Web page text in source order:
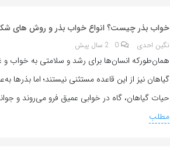
خواب بذر چیست؟ انواع خواب بذر و روش های
نگین احدی 0 2 سال پیش
همان‌طورکه انسان‌ها برای رشد و سلامتی به خواب و
گیاهان نیز از این قاعده مستثنی نیستند؛ اما بذرها
حیات گیاهان، گاه در خوابی عمیق فرو می‌روند و
مطلب